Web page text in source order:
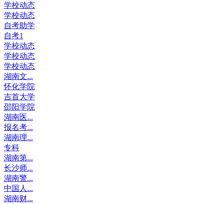
学校动态
学校动态
自考助学
自考1
学校动态
学校动态
学校动态
湖南文...
怀化学院
吉首大学
邵阳学院
湖南医...
报名考...
湖南理...
专科
湖南第...
长沙师...
湖南警...
中国人...
湖南财...